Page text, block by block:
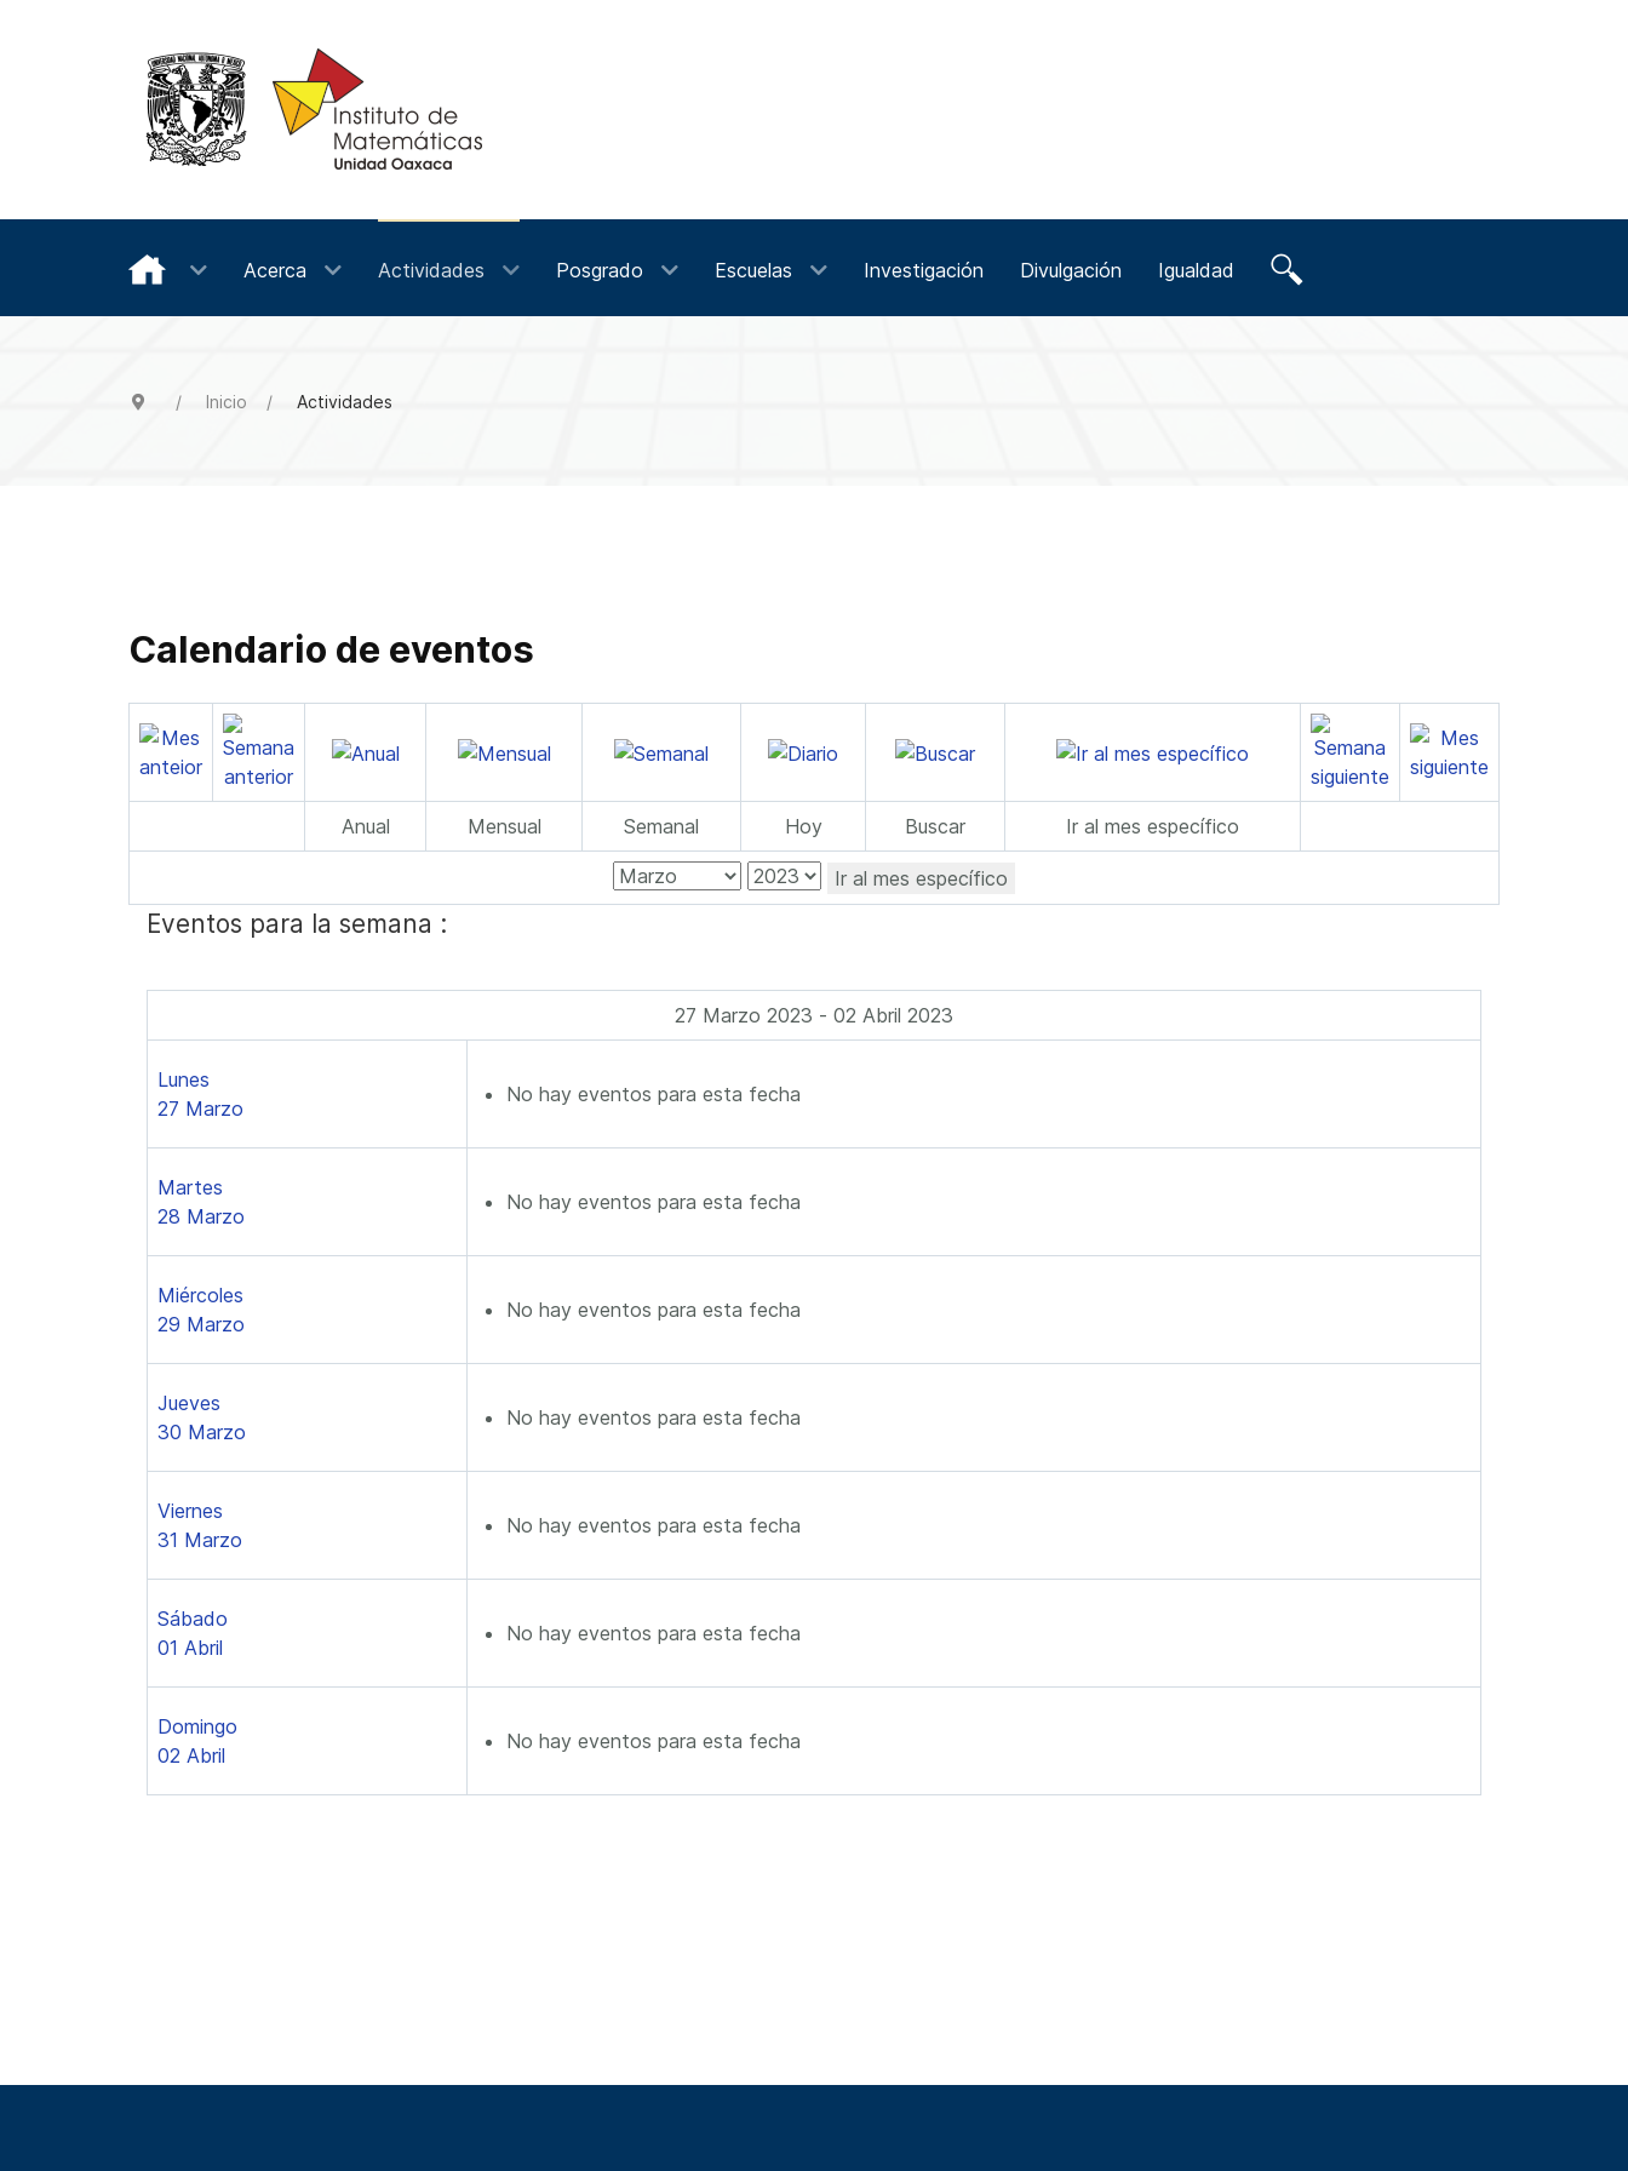
Acerca Actividades Posgrado Escuelas Investigación Divulgación Igualdad
Inicio Actividades
Calendario de eventos
Anual Mensual Semanal Hoy Buscar Ir al mes específico
Ir al mes específico
Eventos para la semana :
27 Marzo 2023 - 02 Abril 2023
Lunes
27 Marzo
No hay eventos para esta fecha
Martes
28 Marzo
No hay eventos para esta fecha
Miércoles
29 Marzo
No hay eventos para esta fecha
Jueves
30 Marzo
No hay eventos para esta fecha
Viernes
31 Marzo
No hay eventos para esta fecha
Sábado
01 Abril
No hay eventos para esta fecha
Domingo
02 Abril
No hay eventos para esta fecha